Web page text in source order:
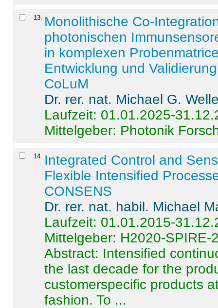
13
Monolithische Co-
photonischen
in komplexen
Entwicklung und
CoLuM
Dr. rer. nat. Michael G.
Laufzeit: 01.01.2025-
Mittelgeber: Photonik
14
Integrated Control and
Flexible Intensified
CONSENS
Dr. rer. nat. habil. Michael
Laufzeit: 01.01.2015-
Mittelgeber: H2020-SPIRE-
Abstract: Intensified
the last decade for the
customerspecific products
fashion. To ...